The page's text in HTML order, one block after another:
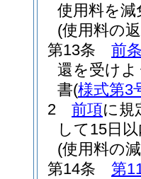
使用料を
(使用料の
第13条
前
還を受け
書(様式第3
2
前項に規
して15日
(使用料の
第14条
第